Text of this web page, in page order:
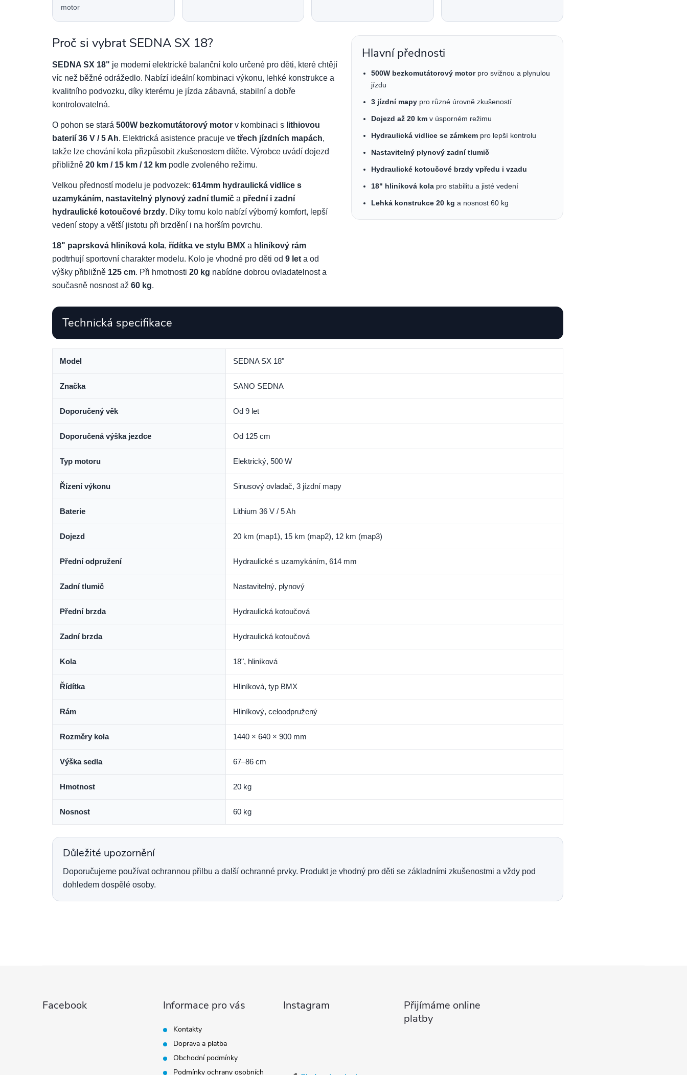
motor
Proč si vybrat SEDNA SX 18?
SEDNA SX 18" je moderní elektrické balanční kolo určené pro děti, které chtějí
víc než běžné odrážedlo. Nabízí ideální kombinaci výkonu, lehké konstrukce a
kvalitního podvozku, díky kterému je jízda zábavná, stabilní a dobře
kontrolovatelná.
O pohon se stará 500W bezkomutátorový motor v kombinaci s lithiovou
baterií 36 V / 5 Ah. Elektrická asistence pracuje ve třech jízdních mapách,
takže lze chování kola přizpůsobit zkušenostem dítěte. Výrobce uvádí dojezd
přibližně 20 km / 15 km / 12 km podle zvoleného režimu.
Velkou předností modelu je podvozek: 614mm hydraulická vidlice s
uzamykáním, nastavitelný plynový zadní tlumič a přední i zadní
hydraulické kotoučové brzdy. Díky tomu kolo nabízí výborný komfort, lepší
vedení stopy a větší jistotu při brzdění i na horším povrchu.
18" paprsková hliníková kola, řídítka ve stylu BMX a hliníkový rám
podtrhují sportovní charakter modelu. Kolo je vhodné pro děti od 9 let a od
výšky přibližně 125 cm. Při hmotnosti 20 kg nabídne dobrou ovladatelnost a
současně nosnost až 60 kg.
Hlavní přednosti
500W bezkomutátorový motorpro svižnou a plynulou
jízdu
3 jízdní mapy pro různé úrovně zkušeností
Dojezd až 20 km v úsporném režimu
Hydraulická vidlice se zámkem pro lepší kontrolu
Nastavitelný plynový zadní tlumič
Hydraulické kotoučové brzdy vpředu i vzadu
18" hliníková kola pro stabilitu a jisté vedení
Lehká konstrukce 20 kg a nosnost 60 kg
Technická specifikace
Model SEDNA SX 18"
Značka SANO SEDNA
Doporučený věk Od 9 let
Doporučená výška jezdce Od 125 cm
Typ motoru Elektrický, 500 W
Řízení výkonu Sinusový ovladač, 3 jízdní mapy
Baterie Lithium 36 V / 5 Ah
Dojezd 20 km (map1), 15 km (map2), 12 km (map3)
Přední odpružení Hydraulické s uzamykáním, 614 mm
Zadní tlumič Nastavitelný, plynový
Přední brzda Hydraulická kotoučová
Zadní brzda Hydraulická kotoučová
Kola 18", hliníková
Řídítka Hliníková, typ BMX
Rám Hliníkový, celoodpružený
Rozměry kola 1440 × 640 × 900 mm
Výška sedla 67–86 cm
Hmotnost 20 kg
Nosnost 60 kg
Důležité upozornění
Doporučujeme používat ochrannou přilbu a další ochranné prvky. Produkt je vhodný pro děti se základními zkušenostmi a vždy pod
dohledem dospělé osoby.
Facebook Informace pro vás
Kontakty
Doprava a platba
Obchodní podmínky
Podmínky ochrany osobních
Instagram
Přijímáme online
platby